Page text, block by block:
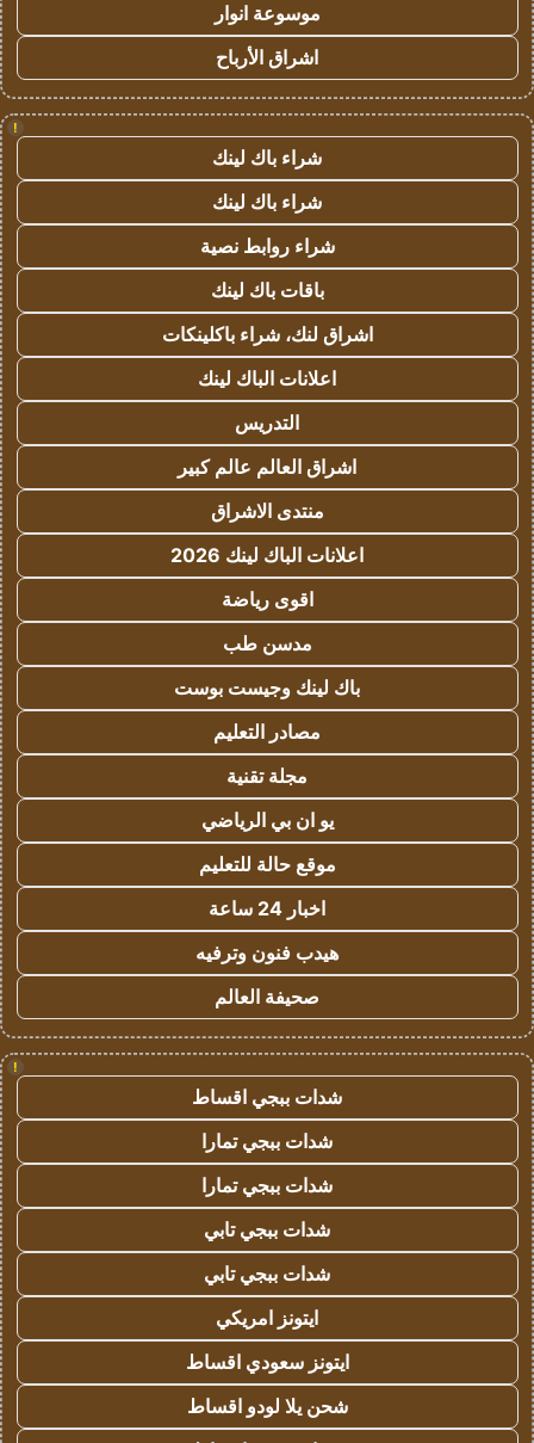
موسوعة انوار
اشراق الأرباح
!
شراء باك لينك
شراء باك لينك
شراء روابط نصية
باقات باك لينك
اشراق لنك، شراء باكلينكات
اعلانات الباك لينك
التدريس
اشراق العالم عالم كبير
منتدى الاشراق
اعلانات الباك لينك 2026
اقوى رياضة
مدسن طب
باك لينك وجيست بوست
مصادر التعليم
مجلة تقنية
يو ان بي الرياضي
موقع حالة للتعليم
اخبار 24 ساعة
هيدب فنون وترفيه
صحيفة العالم
!
شدات ببجي اقساط
شدات ببجي تمارا
شدات ببجي تمارا
شدات ببجي تابي
شدات ببجي تابي
ايتونز امريكي
ايتونز سعودي اقساط
شحن يلا لودو اقساط